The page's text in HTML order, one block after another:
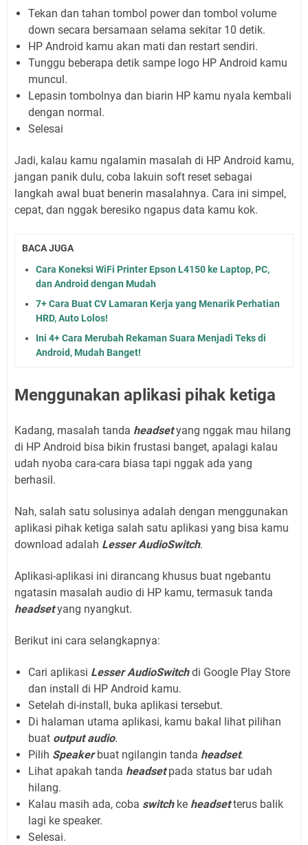
Tekan dan tahan tombol power dan tombol volume
down secara bersamaan selama sekitar 10 detik.
HP Android kamu akan mati dan restart sendiri.
Tunggu beberapa detik sampe logo HP Android kamu
muncul.
Lepasin tombolnya dan biarin HP kamu nyala kembali
dengan normal.
Selesai
Jadi, kalau kamu ngalamin masalah di HP Android kamu,
jangan panik dulu, coba lakuin soft reset sebagai
langkah awal buat benerin masalahnya. Cara ini simpel,
cepat, dan nggak beresiko ngapus data kamu kok.
BACA JUGA
Cara Koneksi WiFi Printer Epson L4150 ke Laptop, PC,
dan Android dengan Mudah
7+ Cara Buat CV Lamaran Kerja yang Menarik Perhatian
HRD, Auto Lolos!
Ini 4+ Cara Merubah Rekaman Suara Menjadi Teks di
Android, Mudah Banget!
Menggunakan aplikasi pihak ketiga
Kadang, masalah tanda headsetyang nggak mau hilang
di HP Android bisa bikin frustasi banget, apalagi kalau
udah nyoba cara-cara biasa tapi nggak ada yang
berhasil.
Nah, salah satu solusinya adalah dengan menggunakan
aplikasi pihak ketiga salah satu aplikasi yang bisa kamu
download adalah Lesser AudioSwitch.
Aplikasi-aplikasi ini dirancang khusus buat ngebantu
ngatasin masalah audio di HP kamu, termasuk tanda
headsetyang nyangkut.
Berikut ini cara selangkapnya:
Cari aplikasi Lesser AudioSwitchdi Google Play Store
dan install di HP Android kamu.
Setelah di-install, buka aplikasi tersebut.
Di halaman utama aplikasi, kamu bakal lihat pilihan
buat output audio.
Pilih Speakerbuat ngilangin tanda headset.
Lihat apakah tanda headsetpada status bar udah
hilang.
Kalau masih ada, coba switch ke headsetterus balik
lagi ke speaker.
Selesai.